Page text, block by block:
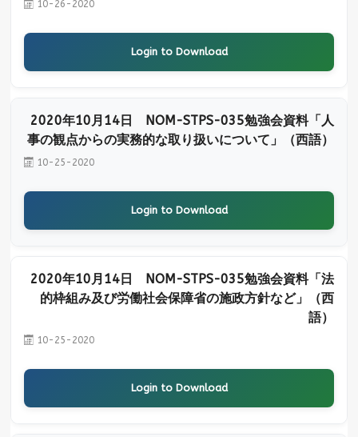
10-26-2020
Login to Download
2020年10月14日 NOM-STPS-035勉強会資料「人
事の観点からの実務的な取り扱いについて」（西語）
10-25-2020
Login to Download
2020年10月14日 NOM-STPS-035勉強会資料「法
的枠組み及び労働社会保障省の施政方針など」（西
語）
10-25-2020
Login to Download